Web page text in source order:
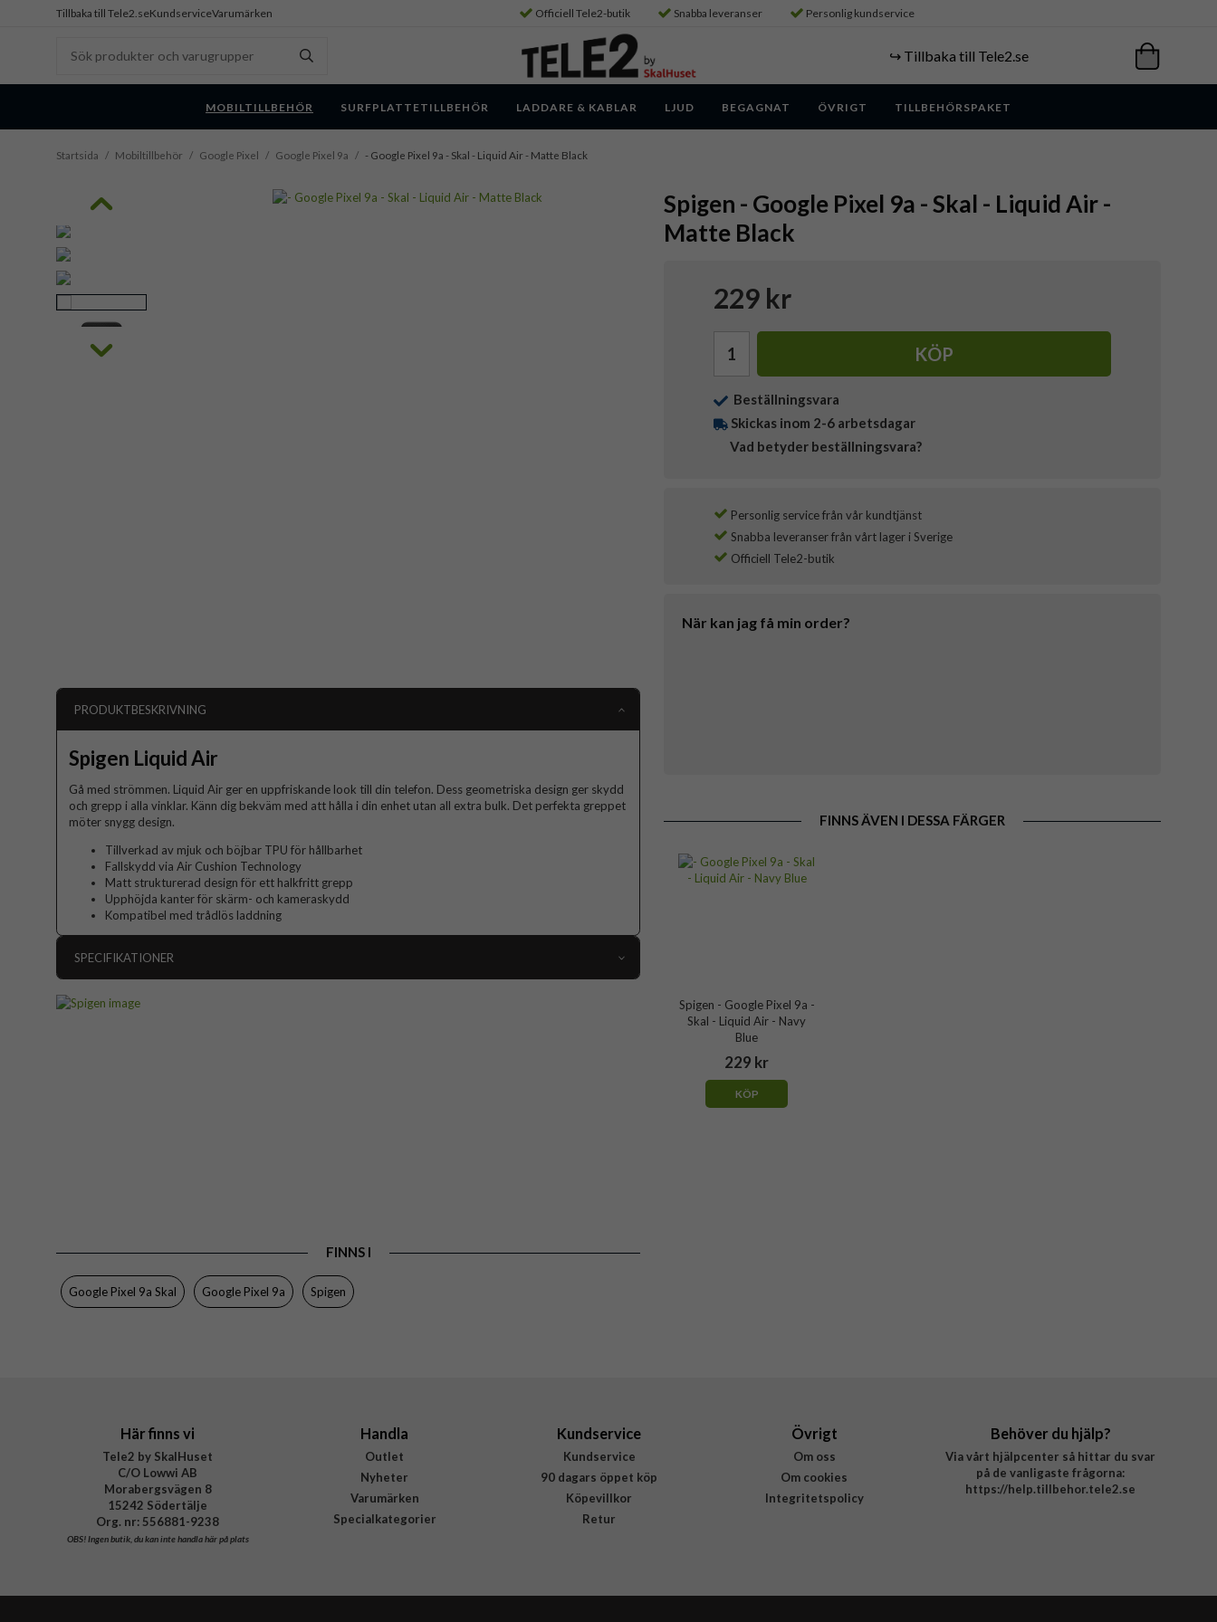
Tillbaka till Tele2.seKundserviceVarumärken Officiell Tele2-butik Snabba leveranser Personlig kundservice
↪️ Tillbaka till Tele2.se
MOBILTILLBEHÖR SURFPLATTETILLBEHÖR LADDARE & KABLAR LJUD BEGAGNAT ÖVRIGT TILLBEHÖRSPAKET
Startsida / Mobiltillbehör / Google Pixel / Google Pixel 9a / - Google Pixel 9a - Skal - Liquid Air - Matte Black
Spigen - Google Pixel 9a - Skal - Liquid Air -
Matte Black
229 kr
KÖP
Beställningsvara
Skickas inom 2-6 arbetsdagar
Vad betyder beställningsvara?
Personlig service från vår kundtjänst
Snabba leveranser från vårt lager i Sverige
Officiell Tele2-butik
När kan jag få min order?
FINNS ÄVEN I DESSA FÄRGER
Spigen - Google Pixel 9a -
Skal - Liquid Air - Navy
Blue
229 kr
KÖP
PRODUKTBESKRIVNING
Spigen Liquid Air
Gå med strömmen. Liquid Air ger en uppfriskande look till din telefon. Dess geometriska design ger skydd
och grepp i alla vinklar. Känn dig bekväm med att hålla i din enhet utan all extra bulk. Det perfekta greppet
möter snygg design.
Tillverkad av mjuk och böjbar TPU för hållbarhet
Fallskydd via Air Cushion Technology
Matt strukturerad design för ett halkfritt grepp
Upphöjda kanter för skärm- och kameraskydd
Kompatibel med trådlös laddning
SPECIFIKATIONER
FINNS I
Google Pixel 9a Skal Google Pixel 9a Spigen
Här finns vi
Tele2 by SkalHuset
C/O Lowwi AB
Morabergsvägen 8
15242 Södertälje
Org. nr: 556881-9238
OBS!Ingen butik, du kan inte handla här på plats
Handla
Outlet
Nyheter
Varumärken
Specialkategorier
Kundservice
Kundservice
90 dagars öppet köp
Köpevillkor
Retur
Övrigt
Om oss
Om cookies
Integritetspolicy
Behöver du hjälp?
Via vårt hjälpcenter så hittar du svar
på de vanligaste frågorna:
https://help.tillbehor.tele2.se